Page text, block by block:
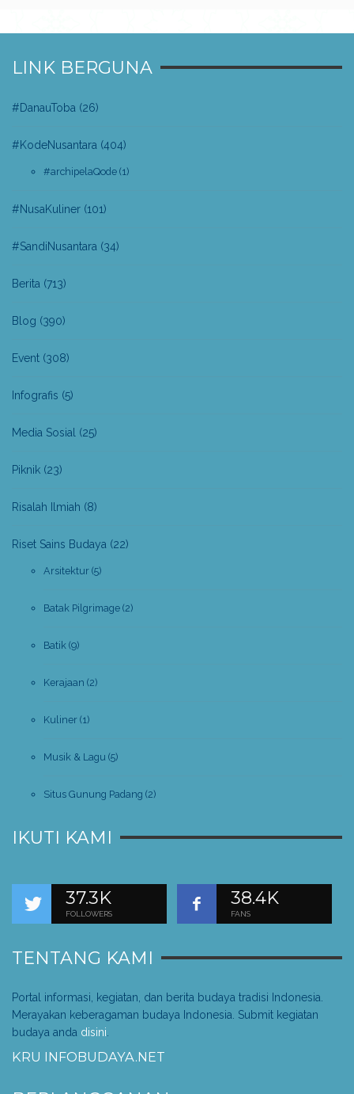
LINK BERGUNA
#DanauToba (26)
#KodeNusantara (404)
#archipelaQode (1)
#NusaKuliner (101)
#SandiNusantara (34)
Berita (713)
Blog (390)
Event (308)
Infografis (5)
Media Sosial (25)
Piknik (23)
Risalah Ilmiah (8)
Riset Sains Budaya (22)
Arsitektur (5)
Batak Pilgrimage (2)
Batik (9)
Kerajaan (2)
Kuliner (1)
Musik & Lagu (5)
Situs Gunung Padang (2)
IKUTI KAMI
37.3K
FOLLOWERS
38.4K
FANS
TENTANG KAMI
Portal informasi, kegiatan, dan berita budaya tradisi Indonesia.
Merayakan keberagaman budaya Indonesia. Submit kegiatan
budaya anda disini
KRU INFOBUDAYA.NET